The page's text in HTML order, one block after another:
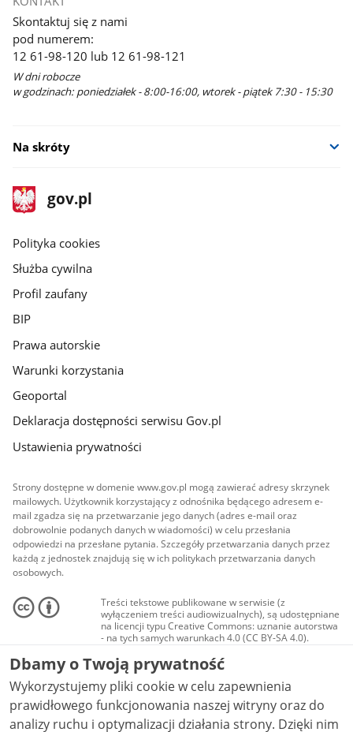
Skontaktuj się z nami
pod numerem:
12 61-98-120 lub 12 61-98-121
W dni robocze
w godzinach: poniedziałek - 8:00-16:00, wtorek - piątek 7:30 - 15:30
Na skróty
stopka
gov.pl
Strona
gov.pl
gov.pl
Polityka cookies
Służba cywilna
Profil zaufany
BIP
Prawa autorskie
Warunki korzystania
Geoportal
Deklaracja dostępności serwisu Gov.pl
Ustawienia prywatności
Strony dostępne w domenie www.gov.pl mogą zawierać adresy skrzynek
mailowych. Użytkownik korzystający z odnośnika będącego adresem e-
mail zgadza się na przetwarzanie jego danych (adres e-mail oraz
dobrowolnie podanych danych w wiadomości) w celu przesłania
odpowiedzi na przesłane pytania. Szczegóły przetwarzania danych przez
każdą z jednostek znajdują się w ich politykach przetwarzania danych
osobowych.
Treści tekstowe publikowane w serwisie (z
wyłączeniem treści audiowizualnych), są udostępniane
na licencji typu Creative Commons: uznanie autorstwa
- na tych samych warunkach 4.0 (CC BY-SA 4.0).
Materiały audiowizualne, w tym zdjęcia, materiały
audio i wideo, są udostępniane na licencji typu
Creative Commons: uznanie autorstwa użycie
niekomercyjne - bez utworów zależnych 4.0 (CC BY-
NC-ND 4.0), o ile nie jest to stwierdzone inaczej.
Dbamy o Twoją prywatność
Wykorzystujemy pliki cookie w celu zapewnienia
prawidłowego funkcjonowania naszej witryny oraz do
analizy ruchu i optymalizacji działania strony. Dzięki nim